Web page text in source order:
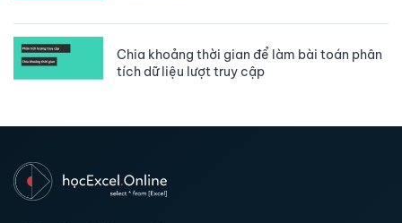
Chia khoảng thời gian để làm bài toán phân
tích dữ liệu lượt truy cập